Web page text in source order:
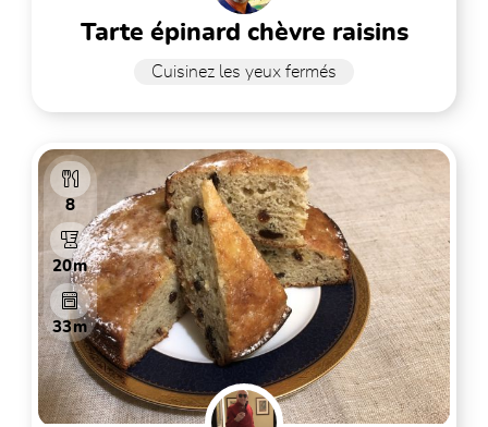
tarte épinard chèvre raisins
Cuisinez les yeux fermés
8
20m
33m